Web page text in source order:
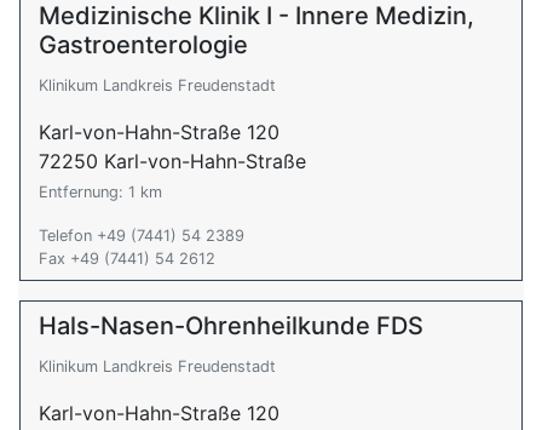
Medizinische Klinik I - Innere Medizin,
Gastroenterologie
Klinikum Landkreis Freudenstadt
Karl-von-Hahn-Straße 120
72250 Karl-von-Hahn-Straße
Entfernung: 1 km
Telefon +49 (7441) 54 2389
Fax +49 (7441) 54 2612
Hals-Nasen-Ohrenheilkunde FDS
Klinikum Landkreis Freudenstadt
Karl-von-Hahn-Straße 120